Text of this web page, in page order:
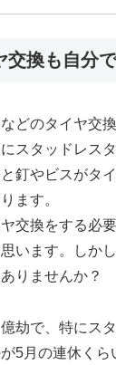
交換も自分
どのタイヤ交
スタッドレス
釘やビスがタ
ます。
交換をする必
います。しか
りませんか？
劫で、特にス
5月の連休くら